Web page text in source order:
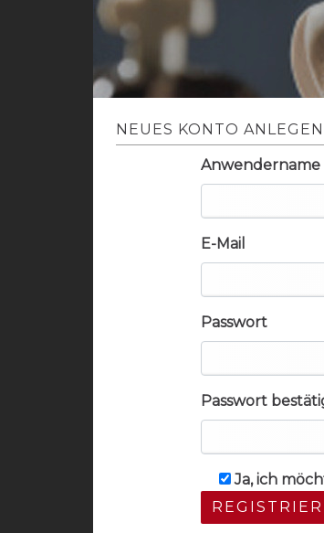
NEUES KONTO ANLEGEN
Anwendername
E-Mail
Passwort
Passwort
Ja, ich